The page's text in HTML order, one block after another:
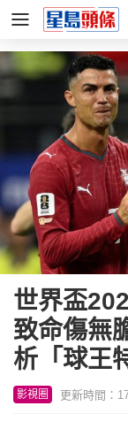
世界盃
致命傷無
析「球王
影視圈 更新時間：